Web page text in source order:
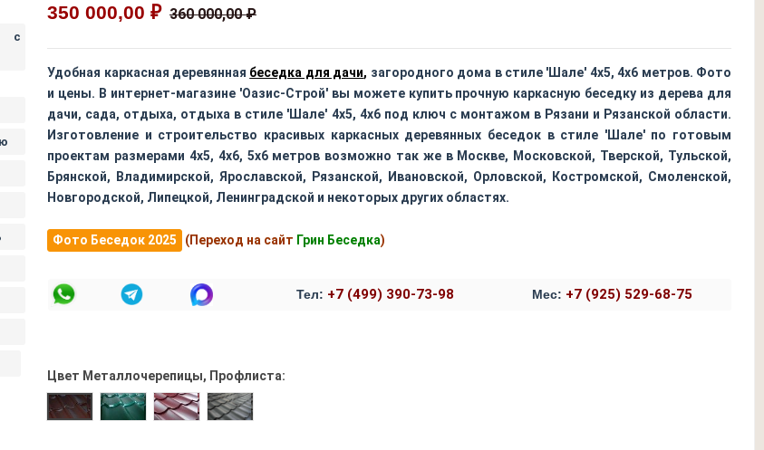
с
350 000,00 ₽ 360 000,00 ₽
Удобная каркасная деревянная беседка для дачи, загородного дома в стиле 'Шале' 4х5, 4х6 метров. Фото
и цены. В интернет-магазине 'Оазис-Строй' вы можете купить прочную каркасную беседку из дерева для
дачи, сада, отдыха, отдыха в стиле 'Шале' 4х5, 4х6 под ключ с монтажом в Рязани и Рязанской области.
Изготовление и строительство красивых каркасных деревянных беседок в стиле 'Шале' по готовым
проектам размерами 4х5, 4х6, 5х6 метров возможно так же в Москве, Московской, Тверской, Тульской,
Брянской, Владимирской, Ярославской, Рязанской, Ивановской, Орловской, Костромской, Смоленской,
Новгородской, Липецкой, Ленинградской и некоторых других областях.
Фото Беседок 2025 (Переход на сайт Грин Беседка)
Тел: +7 (499) 390-73-98 Мес: +7 (925) 529-68-75
Цвет Металлочерепицы, Профлиста:
Коричневая металлочерепица. Профлист
Зеленая металлочерепица. Профлист
Бордовая металлочерепица. Профлист
Серая металлочерепица. Профлист